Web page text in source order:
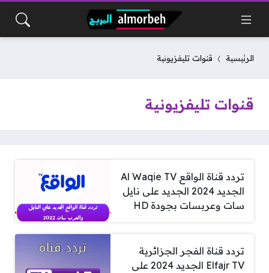
الرئيسية قنوات تليفزيونية
قنوات تليفزيونية
تردد قناة الواقع Al Waqie TV
الجديد 2024 الجديد على نايل
سات وعربسات بجودة HD
تردد قناة الفجر الجزائرية
Elfajr TV الجديد 2024 على